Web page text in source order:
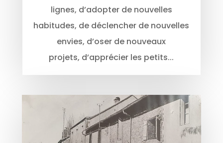
lignes, d’adopter de nouvelles
habitudes, de déclencher de nouvelles
envies, d’oser de nouveaux
projets, d’apprécier les petits...